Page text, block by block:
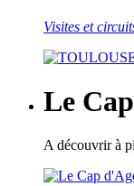
Visites et
Le
A découvrir à